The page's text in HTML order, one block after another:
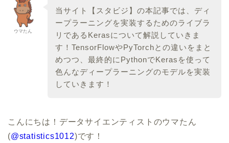
ウマたん
当サイト【スタビジ】の本記事では、ディ
ープラーニングを実装するためのライブラ
リであるKerasについて解説していきま
す！TensorFlowやPyTorchとの違いをまと
めつつ、最終的にPythonでKerasを使って
色んなディープラーニングのモデルを実装
していきます！
こんにちは！データサイエンティストのウマたん
(@statistics1012)です！